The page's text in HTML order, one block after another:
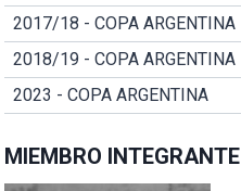
2017/18 - COPA ARGENTINA
2018/19 - COPA ARGENTINA
2023 - COPA ARGENTINA
MIEMBRO INTEGRANTE